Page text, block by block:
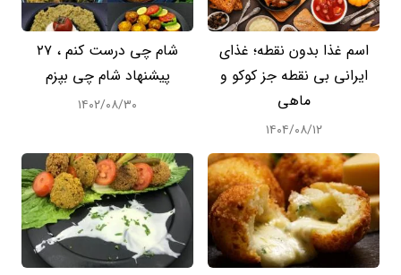
اسم غذا بدون نقطه؛ غذای
ایرانی بی نقطه جز کوکو و
ماهی
۱۴۰۴/۰۸/۱۲
شام چی درست کنم ، 27
پیشنهاد شام چی بپزم
۱۴۰۲/۰۸/۳۰